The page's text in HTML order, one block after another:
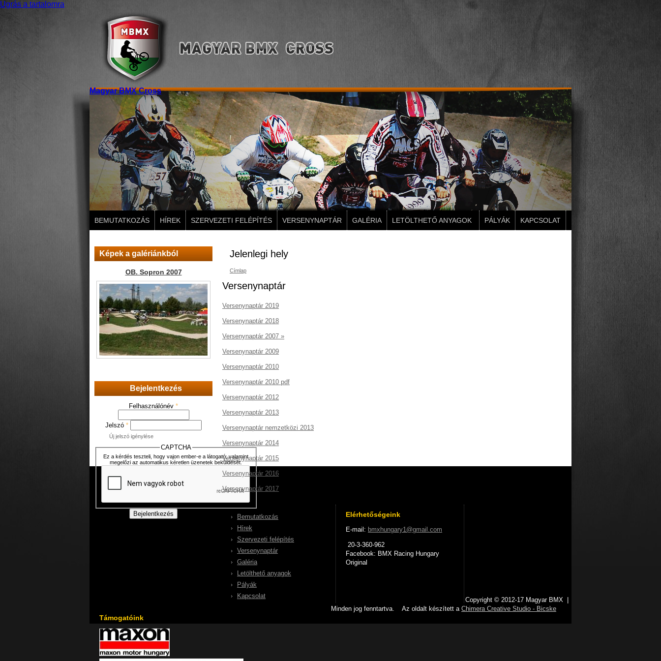
Ugrás a tartalomra
Magyar BMX Cross
BEMUTATKOZÁS HÍREK SZERVEZETI FELÉPÍTÉS VERSENYNAPTÁR GALÉRIA LETÖLTHETŐ ANYAGOK PÁLYÁK KAPCSOLAT
Képek a galériánkból
OB. Sopron 2007
Bejelentkezés
Felhasználónév *
Jelszó *
Új jelszó igénylése
CAPTCHA
Ez a kérdés teszteli, hogy vajon ember-e a látogató, valamint
megelőzi az automatikus kéretlen üzenetek beküldését.
Jelenlegi hely
Címlap
Versenynaptár
Versenynaptár 2019
Versenynaptár 2018
Versenynaptár 2007 »
Versenynaptár 2009
Versenynaptár 2010
Versenynaptár 2010 pdf
Versenynaptár 2012
Versenynaptár 2013
Versenynaptár nemzetközi 2013
Versenynaptár 2014
Versenynaptár 2015
Versenynaptár 2016
Versenynaptár 2017
Bemutatkozás
Hírek
Szervezeti felépítés
Versenynaptár
Galéria
Letölthető anyagok
Pályák
Kapcsolat
Elérhetőségeink
E-mail: bmxhungary1@gmail.com
20-3-360-962
Facebook: BMX Racing Hungary
Original
Támogatóink
Copyright © 2012-17 Magyar BMX |
Minden jog fenntartva. Az oldalt készített a Chimera Creative Studio - Bicske